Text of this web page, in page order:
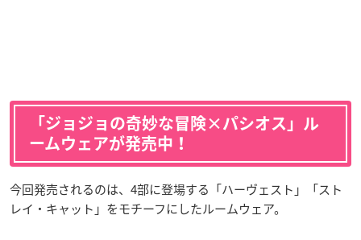
「ジョジョの奇妙な冒険×パシオス」ル
ームウェアが発売中！
今回発売されるのは、4部に登場する「ハーヴェスト」「スト
レイ・キャット」をモチーフにしたルームウェア。